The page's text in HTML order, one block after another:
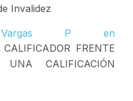
Invalidez
P en
FRENTE
CALIFICACIÓN